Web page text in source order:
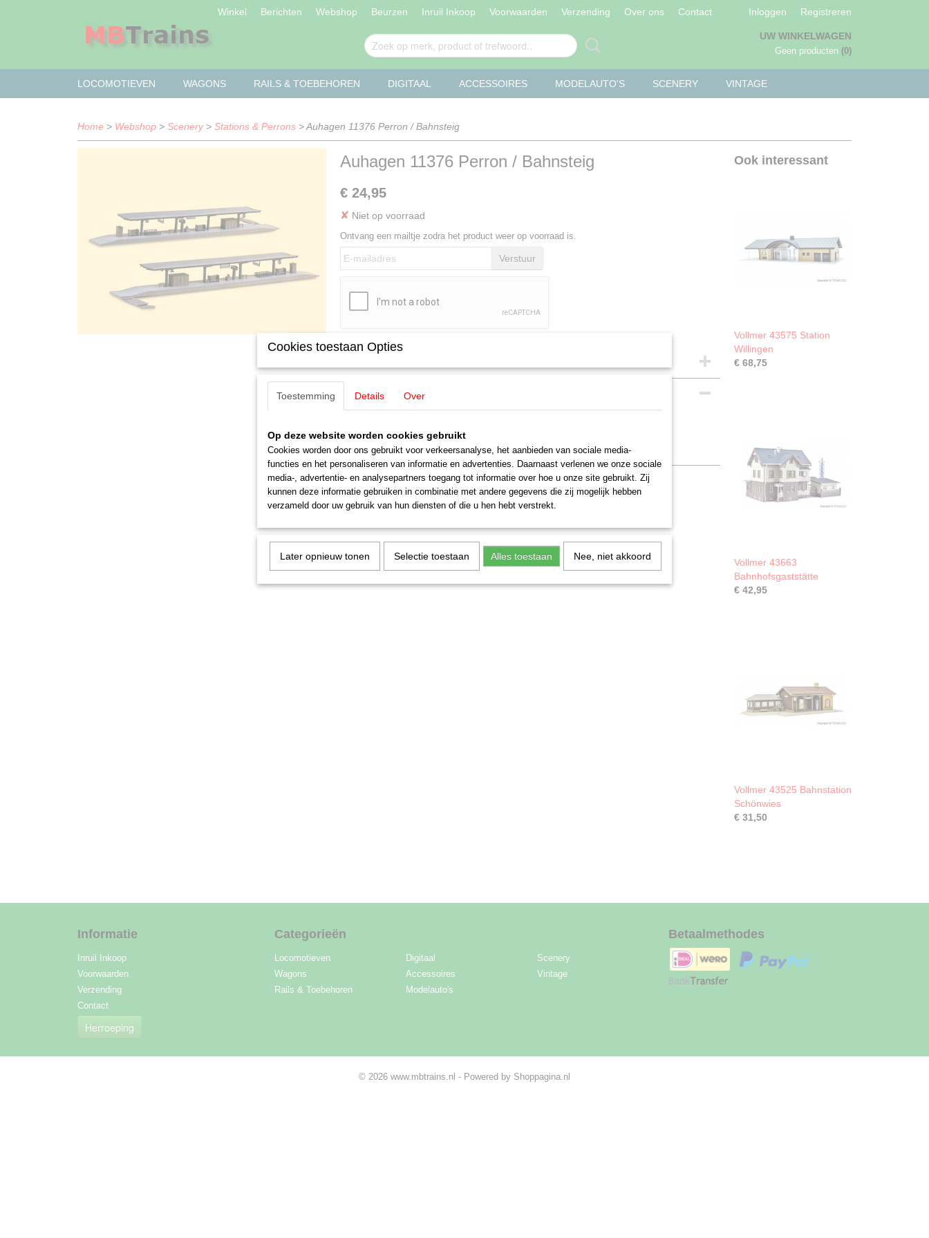
Winkel Berichten Webshop Beurzen Inruil Inkoop Voorwaarden Verzending Over ons Contact Inloggen Registreren
UW WINKELWAGEN
Geen producten (0)
LOCOMOTIEVEN WAGONS RAILS & TOEBEHOREN DIGITAAL ACCESSOIRES MODELAUTO'S SCENERY VINTAGE
Home > Webshop > Scenery> Stations & Perrons > Auhagen 11376 Perron / Bahnsteig
Auhagen 11376 Perron / Bahnsteig
€ 24,95
✘ Niet op voorraad
Ontvang een mailtje zodra het product weer op voorraad is.
Verstuur
Productcode
EAN code
Schaal
H0 (1:87)
Omschrijving
Perron / Bahnsteig
Ook interessant
Vollmer 43575 Station
Willingen
€ 68,75
Vollmer 43663
Bahnhofsgaststätte
€ 42,95
Vollmer 43525 Bahnstation
Schönwies
€ 31,50
Informatie
Inruil Inkoop
Voorwaarden
Verzending
Contact
Herroeping
Categorieën
Locomotieven
Wagons
Rails & Toebehoren
Digitaal
Accessoires
Modelauto's
Scenery
Vintage
Betaalmethodes
© 2026 www.mbtrains.nl - Powered by Shoppagina.nl
Cookies toestaan Opties
Toestemming Details Over
Op deze website worden cookies gebruikt
Cookies worden door ons gebruikt voor verkeersanalyse, het aanbieden van sociale media-
functies en het personaliseren van informatie en advertenties. Daarnaast verlenen we onze sociale
media-, advertentie- en analysepartners toegang tot informatie over hoe u onze site gebruikt. Zij
kunnen deze informatie gebruiken in combinatie met andere gegevens die zij mogelijk hebben
verzameld door uw gebruik van hun diensten of die u hen hebt verstrekt.
Later opnieuw tonen Selectie toestaan Alles toestaan Nee, niet akkoord